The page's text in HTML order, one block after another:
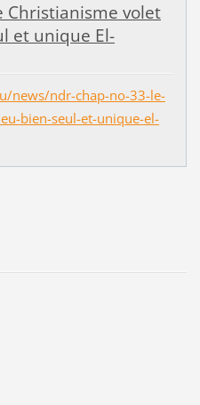
Christianisme volet
et unique El-
news/ndr-chap-no-33-le-
bien-seul-et-unique-el-